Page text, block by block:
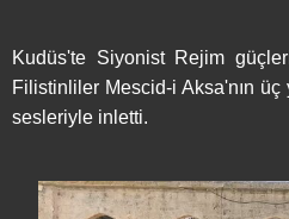
Kudüs'te Siyonist Rejim
Filistinliler Mescid-i Aksa'nın üç
sesleriyle inletti.